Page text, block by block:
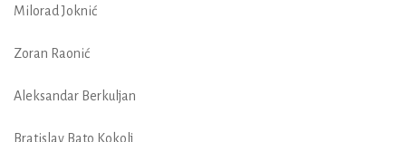
Milorad Joknić
Zoran Raonić
Aleksandar Berkuljan
Bratislav Bato Kokolj